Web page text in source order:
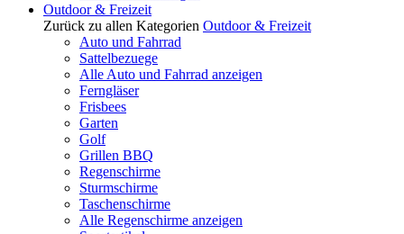
Outdoor & Freizeit
Zurück zu allen Kategorien Outdoor & Freizeit
Auto und Fahrrad
Sattelbezuege
Alle Auto und Fahrrad anzeigen
Ferngläser
Frisbees
Garten
Golf
Grillen BBQ
Regenschirme
Sturmschirme
Taschenschirme
Alle Regenschirme anzeigen